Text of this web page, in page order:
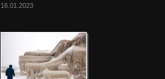
16.01.2023